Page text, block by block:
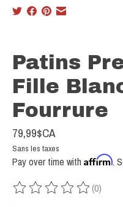
Patins
Fille
Fourrure
79,99$CA
Sans les taxes
Pay over time with Affirm.
Ce produit est évalué à
(0)